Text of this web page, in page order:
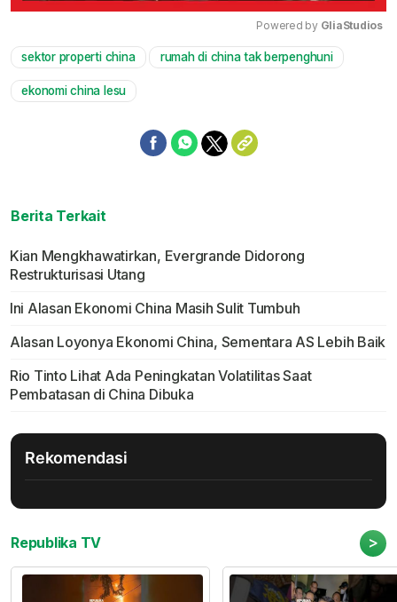
Mute
Powered by GliaStudios
sektor properti china rumah di china tak berpenghuni
ekonomi china lesu
Berita Terkait
Kian Mengkhawatirkan, Evergrande Didorong
Restrukturisasi Utang
Ini Alasan Ekonomi China Masih Sulit Tumbuh
Alasan Loyonya Ekonomi China, Sementara AS Lebih Baik
Rio Tinto Lihat Ada Peningkatan Volatilitas Saat
Pembatasan di China Dibuka
Rekomendasi
Republika TV >